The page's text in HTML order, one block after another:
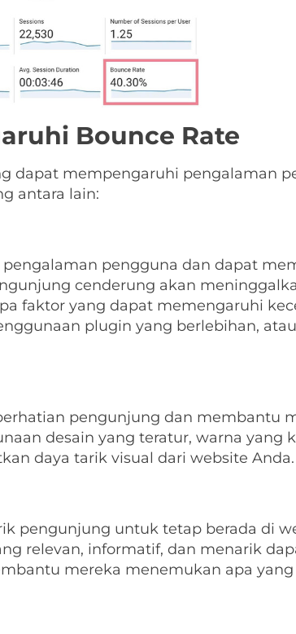
Bounce Rate
dapat mempengaruhi pengalaman
antara lain:
pengguna dan dapat
cenderung akan
faktor yang dapat memengaruhi
plugin yang berlebihan,
pengunjung dan membantu
desain yang teratur, warna yang
daya tarik visual dari website Anda.
pengunjung untuk tetap berada di
relevan, informatif, dan menarik
mereka menemukan apa yang